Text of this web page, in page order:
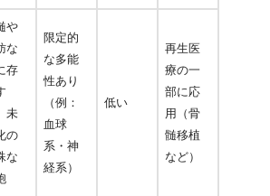
や
な
存
未
の
な
限定的
な多能
性あり
（例：
血球
系・神
経系）
低い
再生医
療の一
部に応
用（骨
髄移植
など）